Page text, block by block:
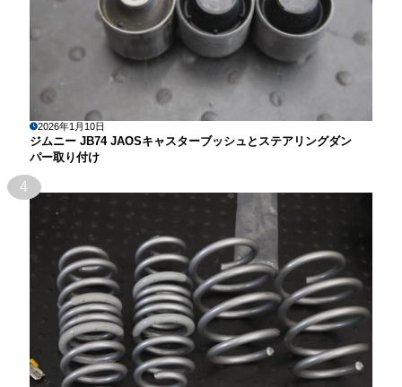
2026年1月10日
ジムニー JB74 JAOSキャスターブッシュとステアリングダン
パー取り付け
4